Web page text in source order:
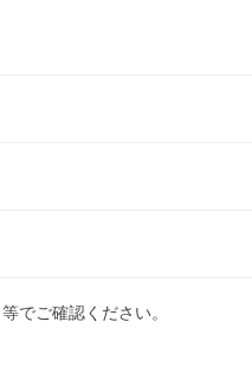
でご確認ください。